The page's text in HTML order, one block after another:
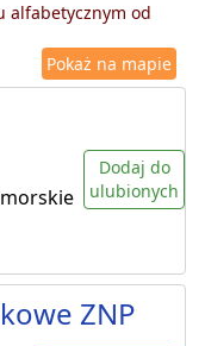
alfabetycznym od
Pokaż na mapie
Dodaj do
ulubionych
ZNP